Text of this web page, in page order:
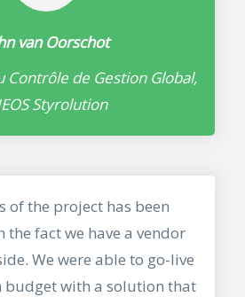
van Oorschot
Contrôle de Gestion Global,
Styrolution
of the project has been
the fact we have a vendor
We were able to go-live
budget with a solution that